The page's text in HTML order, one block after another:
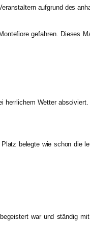
aufgrund des
gefahren. Dieses
herrlichem Wetter absolviert.
belegte wie schon die
war und ständig